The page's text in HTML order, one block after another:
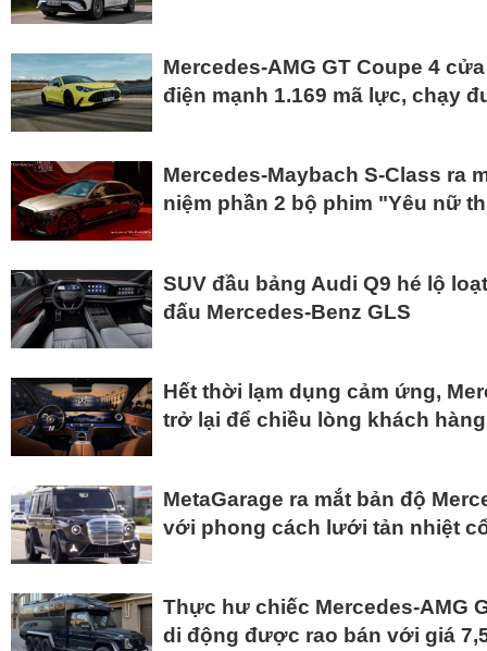
Mercedes-AMG GT Coupe 4
điện mạnh 1.169 mã lực, chạy
Mercedes-Maybach S-Class ra
niệm phần 2 bộ phim "Yêu nữ
SUV đầu bảng Audi Q9 hé lộ
đấu Mercedes-Benz GLS
Hết thời lạm dụng cảm ứng,
trở lại để chiều lòng khách
MetaGarage ra mắt bản độ
với phong cách lưới tản nhiệt
Thực hư chiếc Mercedes-AMG
di động được rao bán với giá